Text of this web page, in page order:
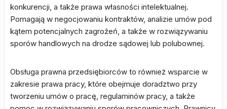
konkurencji, a także prawa własności intelektualnej.
Pomagają w negocjowaniu kontraktów, analizie umów pod
kątem potencjalnych zagrożeń, a także w rozwiązywaniu
sporów handlowych na drodze sądowej lub polubownej.
Obsługa prawna przedsiębiorców to również wsparcie w
zakresie prawa pracy, które obejmuje doradztwo przy
tworzeniu umów o pracę, regulaminów pracy, a także